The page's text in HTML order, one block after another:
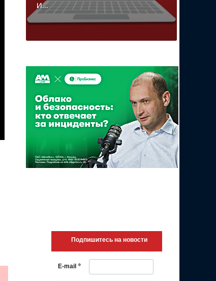
и...
Подпишитесь на новости
E-mail *